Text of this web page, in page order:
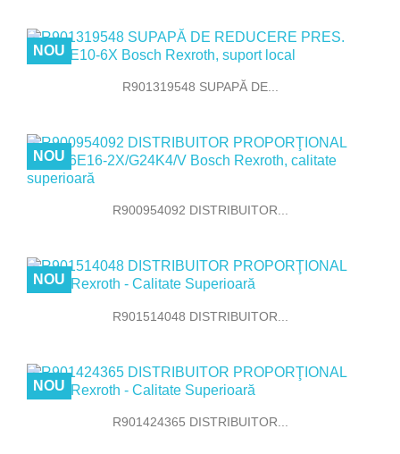
R901319548 SUPAPĂ DE...
NOU
R900954092 DISTRIBUITOR...
NOU
R901514048 DISTRIBUITOR...
NOU
R901424365 DISTRIBUITOR...
NOU